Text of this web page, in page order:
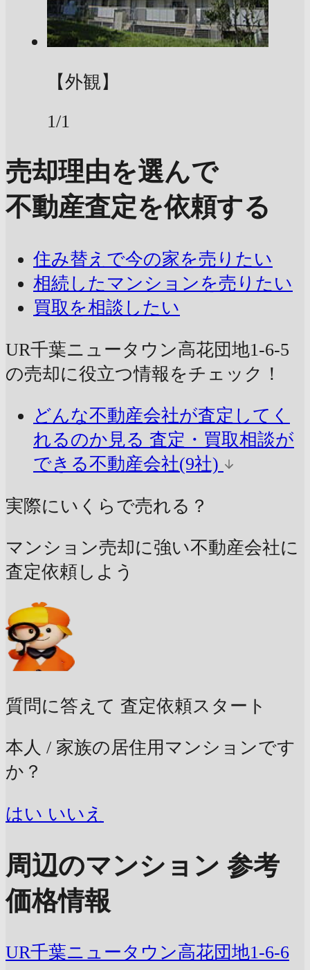
【外観】
1/1
売却理由を選んで
不動産査定を依頼する
住み替えで今の家を売りたい
相続したマンションを売りたい
買取を相談したい
UR千葉ニュータウン高花団地1-6-5
の売却に役立つ情報をチェック！
どんな不動産会社が査定してく
れるのか見る 査定・買取相談が
できる不動産会社(9社)
実際にいくらで売れる？
マンション売却に強い不動産会社に
査定依頼しよう
質問に答えて 査定依頼スタート
本人 / 家族の居住用マンションです
か？
はい いいえ
周辺のマンション 参考
価格情報
UR千葉ニュータウン高花団地1-6-6